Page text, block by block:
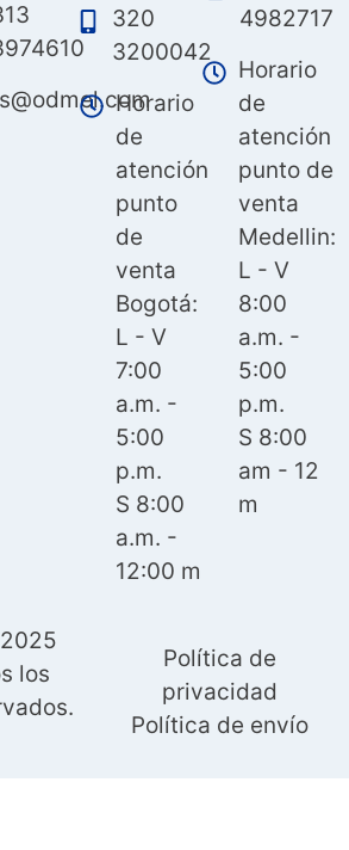
320
3200042
Horario
de
atención
punto
de
venta
Bogotá:
L - V
7:00
a.m. -
5:00
p.m.
S 8:00
a.m. -
12:00 m
4982717
Horario
de
atención
punto de
venta
Medellin:
L - V
8:00
a.m. -
5:00
p.m.
S 8:00
am - 12
m
los
Política de
privacidad
Política de envío